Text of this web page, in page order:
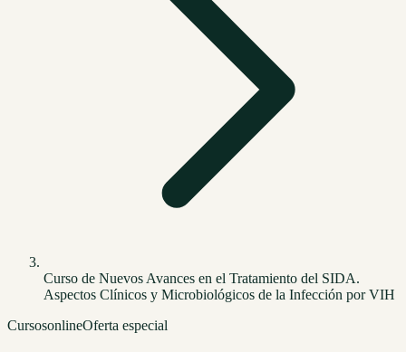
Curso de Nuevos Avances en el Tratamiento del SIDA.
Aspectos Clínicos y Microbiológicos de la Infección por VIH
CursosonlineOferta especial